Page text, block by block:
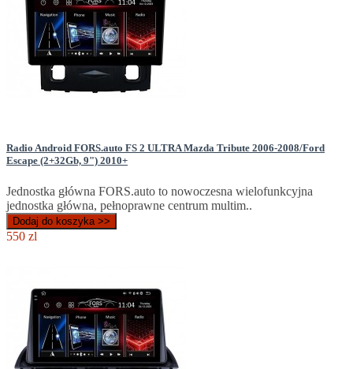
Radio Android FORS.auto FS 2 ULTRA Mazda Tribute 2006-2008/Ford
Escape (2+32Gb, 9") 2010+
Jednostka główna FORS.auto to nowoczesna wielofunkcyjna
jednostka główna, pełnoprawne centrum multim..
Dodaj do koszyka >>
550 zl